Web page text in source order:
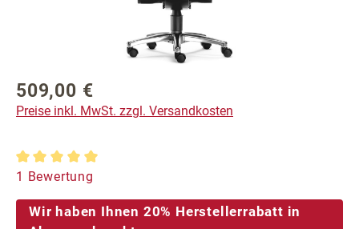
Regulärer Preis:
509,00 €
Preise inkl. MwSt. zzgl. Versandkosten
Durchschnittliche Bewertung von 5 von 5 Sternen
1 Bewertung
Wir haben Ihnen 20% Herstellerrabatt in